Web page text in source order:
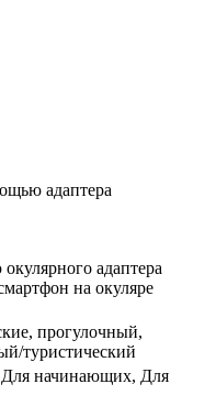
адаптера
адаптера
на окуляре
прогулочный,
туристический
Для начинающих, Для